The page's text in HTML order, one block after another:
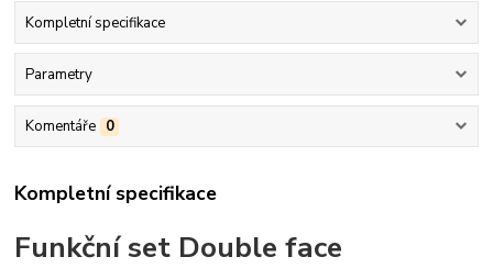
Kompletní specifikace
Parametry
Komentáře 0
Kompletní specifikace
Funkční set Double face